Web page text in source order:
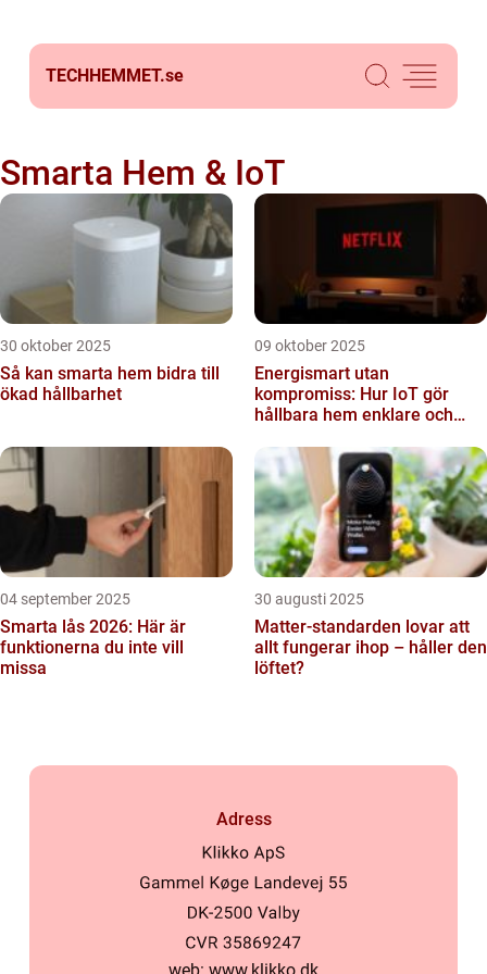
TECHHEMMET.se
Smarta Hem & IoT
30 oktober 2025
Så kan smarta hem bidra till
ökad hållbarhet
09 oktober 2025
Energismart utan
kompromiss: Hur IoT gör
hållbara hem enklare och
04 september 2025
Smarta lås 2026: Här är
funktionerna du inte vill
missa
30 augusti 2025
Matter-standarden lovar att
allt fungerar ihop – håller den
löftet?
Adress